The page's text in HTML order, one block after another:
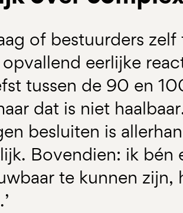
of bestuurders
eerlijke
tussen de 90 en
dat is niet
besluiten is
Bovendien: ik bén
te kunnen zijn,